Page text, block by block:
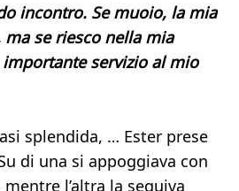
incontro. Se muoio, la mia
se riesco nella mia
servizio al mio
splendida, … Ester prese
di una si appoggiava con
l’altra la seguiva